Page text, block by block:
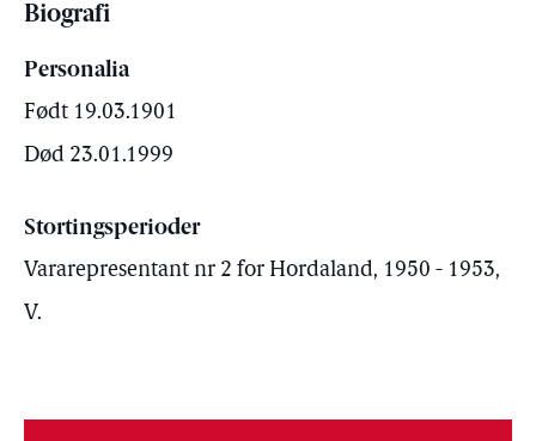
Biografi
Personalia
Født 19.03.1901
Død 23.01.1999
Stortingsperioder
Vararepresentant nr 2 for Hordaland, 1950 - 1953,
V.